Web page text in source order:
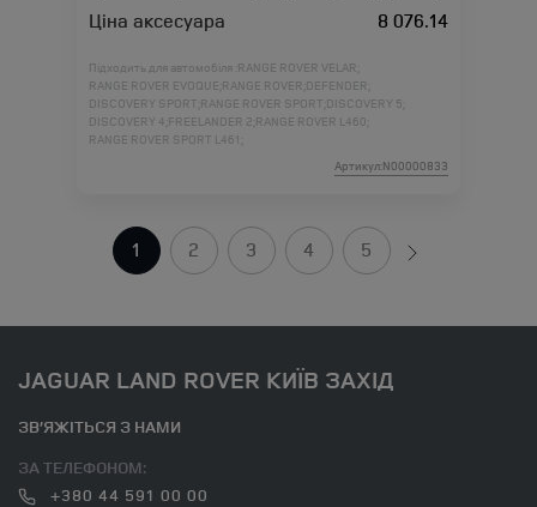
Ціна аксесуара 8 076.14
Підходить для автомобіля : RANGE ROVER VELAR;
RANGE ROVER EVOQUE; RANGE ROVER; DEFENDER;
DISCOVERY SPORT; RANGE ROVER SPORT; DISCOVERY 5;
DISCOVERY 4; FREELANDER 2; RANGE ROVER L460;
RANGE ROVER SPORT L461;
Артикул:N00000833
1 2 3 4 5
JAGUAR LAND ROVER КИЇВ ЗАХІД
ЗВ’ЯЖІТЬСЯ З НАМИ
ЗА ТЕЛЕФОНОМ:
+380 44 591 00 00